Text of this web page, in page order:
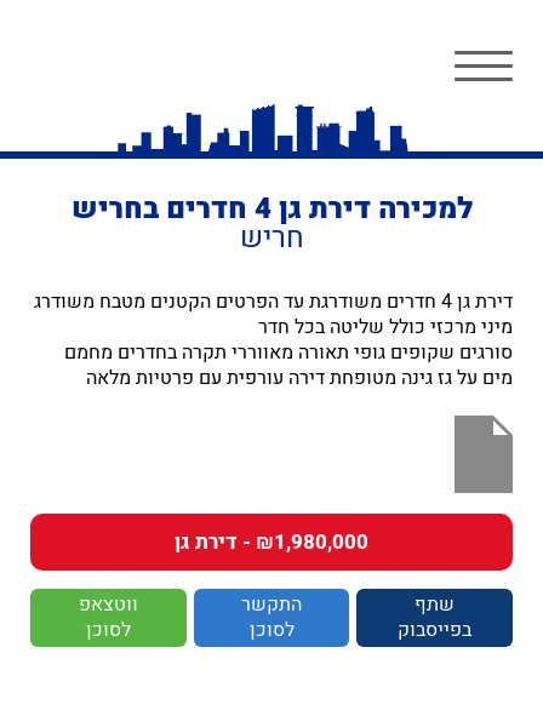
למכירה דירת גן 4 חדרים בחריש
חריש
דירת גן 4 חדרים משודרגת עד הפרטים הקטנים מטבח משודרג
מיני מרכזי כולל שליטה בכל חדר
סורגים שקופים גופי תאורה מאווררי תקרה בחדרים מחמם
מים על גז גינה מטופחת דירה עורפית עם פרטיות מלאה
₪1,980,000 - דירת גן
שתף
בפייסבוק
התקשר
לסוכן
ווטצאפ
לסוכן